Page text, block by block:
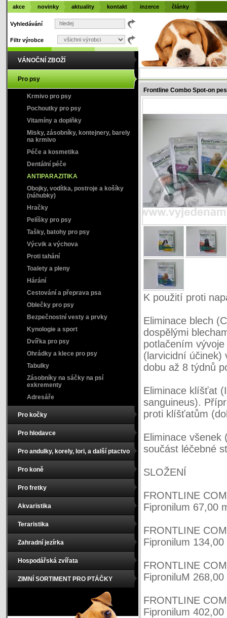
Frontline Combo Spot-on pes
K použití proti
Eliminace blech
dospělými
potlačením
(larvicidní účinek)
dobu až 8 týdnů
Eliminace klíšťat
sanguineus).
proti klíšťatům
Eliminace všenek
součást léčebné
SLOŽENÍ
FRONTLINE
Fipronilum 67,00
FRONTLINE
Fipronilum
FRONTLINE
FiproniluM
FRONTLINE
Fipronilum
Vyhledávání
Filtr výrobce
VÁNOČNÍ ZBOŽÍ
Pro psy
Krmivo pro psy
Pochoutky pro psy
Vitamíny a doplňky
Misky, zásobníky, kontejnery, barely
na krmivo
Péče a kosmetika
Dentální péče
ANTIPARAZITIKA
Obojky, vodítka, postroje a košíky
(náhubky)
Hračky
Pelíšky pro psy
Tašky, batohy pro psy
Výcvik a výchova
Proti tahání
Toalety a pleny
Hárání
Cestování a přeprava psa
Oblečky pro psy
Bezpečnostní vesty a prvky
Kynologie a sport
Dvířka pro psy
Ohrádky a klece pro psy
Tabulky
Zásobníky na sáčky na psí
exkrementy
Adresáře
Pro kočky
Pro hlodavce
Pro andulky, korely, lori, a další ptactvo
Pro koně
Pro fretky
Akvaristika
Teraristika
Zahradní jezírka
Hospodářská zvířata
ZIMNÍ SORTIMENT PRO PTÁČKY
akce novinky aktuality kontakt inzerce články